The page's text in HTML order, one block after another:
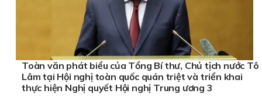
Toàn văn phát biểu của Tổng Bí thư, Chủ tịch nước Tô
Lâm tại Hội nghị toàn quốc quán triệt và triển khai
thực hiện Nghị quyết Hội nghị Trung ương 3